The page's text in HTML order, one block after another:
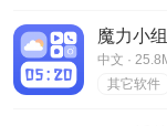
魔力小
中文 ·
其它软件